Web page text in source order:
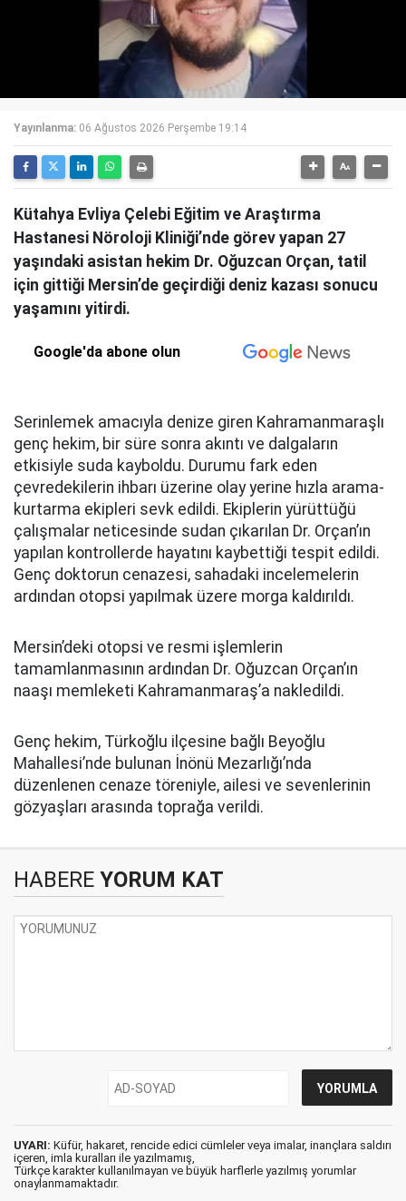
Yayınlanma: 06 Ağustos 2026 Perşembe 19:14
Kütahya Evliya Çelebi Eğitim ve Araştırma
Hastanesi Nöroloji Kliniği’nde görev yapan 27
yaşındaki asistan hekim Dr. Oğuzcan Orçan, tatil
için gittiği Mersin’de geçirdiği deniz kazası sonucu
yaşamını yitirdi.
Google'da abone olun
Serinlemek amacıyla denize giren Kahramanmaraşlı
genç hekim, bir süre sonra akıntı ve dalgaların
etkisiyle suda kayboldu. Durumu fark eden
çevredekilerin ihbarı üzerine olay yerine hızla arama-
kurtarma ekipleri sevk edildi. Ekiplerin yürüttüğü
çalışmalar neticesinde sudan çıkarılan Dr. Orçan’ın
yapılan kontrollerde hayatını kaybettiği tespit edildi.
Genç doktorun cenazesi, sahadaki incelemelerin
ardından otopsi yapılmak üzere morga kaldırıldı.
Mersin’deki otopsi ve resmi işlemlerin
tamamlanmasının ardından Dr. Oğuzcan Orçan’ın
naaşı memleketi Kahramanmaraş’a nakledildi.
Genç hekim, Türkoğlu ilçesine bağlı Beyoğlu
Mahallesi’nde bulunan İnönü Mezarlığı’nda
düzenlenen cenaze töreniyle, ailesi ve sevenlerinin
gözyaşları arasında toprağa verildi.
HABERE YORUM KAT
UYARI: Küfür, hakaret, rencide edici cümleler veya imalar, inançlara saldırı
içeren, imla kuralları ile yazılmamış,
Türkçe karakter kullanılmayan ve büyük harflerle yazılmış yorumlar
onaylanmamaktadır.